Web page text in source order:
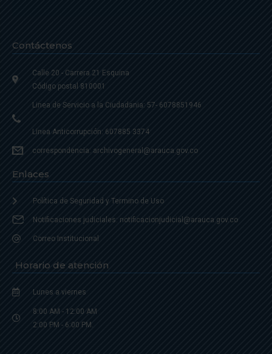
Contáctenos
Calle 20 - Carrera 21 Esquina
Código postal 810001
Linea de Servicio a la Ciudadania: 57- 6078851946
Linea Anticorrupción: 607885 3374
correspondencia: archivogeneral@arauca.gov.co
Enlaces
Política de Seguridad y Termino de Uso
Notificaciones judiciales: notificacionjudicial@arauca.gov.co
Correo Institucional
Horario de atención
Lunes a viernes
8:00 AM - 12:00 AM
2:00 PM - 6:00 PM.